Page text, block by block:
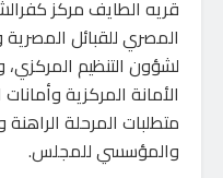
قريه الطايف مركز
المصري للقبائل المصرية
لشؤون التنظيم
الأمانة المركزية
متطلبات المرحلة
والمؤسسي للمجلس.